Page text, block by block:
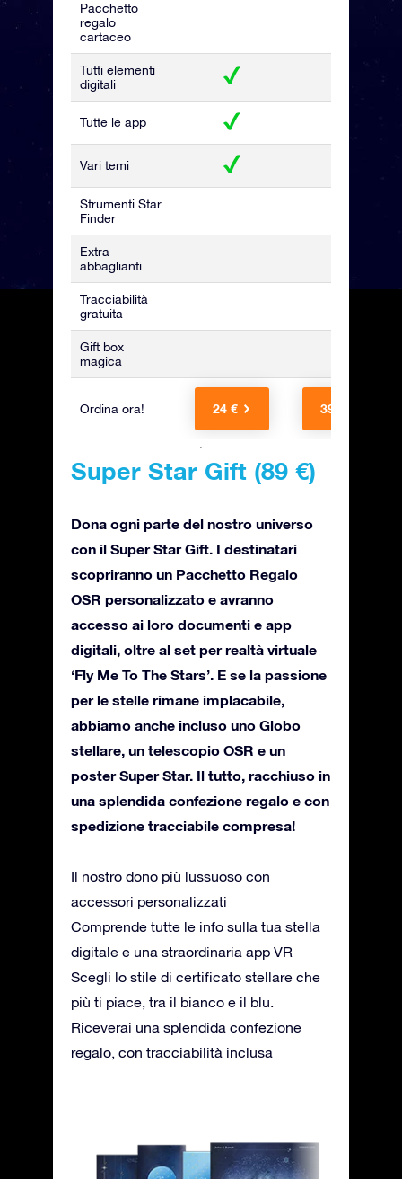
Pacchetto
regalo
cartaceo
Tutti elementi
digitali
Tutte le app
Vari temi
Strumenti Star
Finder
Extra
abbaglianti
Tracciabilità
gratuita
Gift box
magica
Ordina ora! 24 € 39 €
Super Star Gift (89 €)
Dona ogni parte del nostro universo
con il Super Star Gift. I destinatari
scopriranno un Pacchetto Regalo
OSR personalizzato e avranno
accesso ai loro documenti e app
digitali, oltre al set per realtà virtuale
‘Fly Me To The Stars’. E se la passione
per le stelle rimane implacabile,
abbiamo anche incluso uno Globo
stellare, un telescopio OSR e un
poster Super Star. Il tutto, racchiuso in
una splendida confezione regalo e con
spedizione tracciabile compresa!
Il nostro dono più lussuoso con
accessori personalizzati
Comprende tutte le info sulla tua stella
digitale e una straordinaria app VR
Scegli lo stile di certificato stellare che
più ti piace, tra il bianco e il blu.
Riceverai una splendida confezione
regalo, con tracciabilità inclusa